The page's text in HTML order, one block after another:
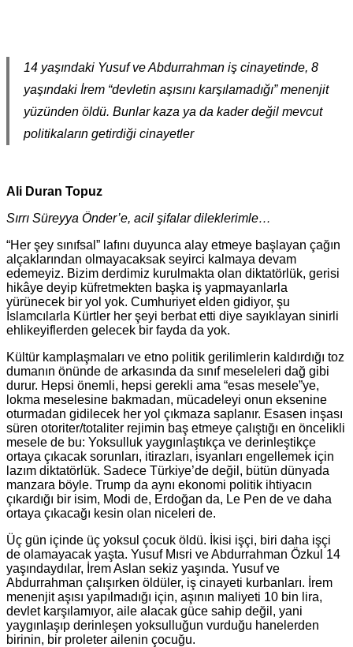
14 yaşındaki Yusuf ve Abdurrahman iş cinayetinde, 8
yaşındaki İrem “devletin aşısını karşılamadığı” menenjit
yüzünden öldü. Bunlar kaza ya da kader değil mevcut
politikaların getirdiği cinayetler
Ali Duran Topuz
Sırrı Süreyya Önder’e, acil şifalar dileklerimle…
“Her şey sınıfsal” lafını duyunca alay etmeye başlayan çağın
alçaklarından olmayacaksak seyirci kalmaya devam
edemeyiz. Bizim derdimiz kurulmakta olan diktatörlük, gerisi
hikâye deyip küfretmekten başka iş yapmayanlarla
yürünecek bir yol yok. Cumhuriyet elden gidiyor, şu
İslamcılarla Kürtler her şeyi berbat etti diye sayıklayan sinirli
ehlikeyiflerden gelecek bir fayda da yok.
Kültür kamplaşmaları ve etno politik gerilimlerin kaldırdığı toz
dumanın önünde de arkasında da sınıf meseleleri dağ gibi
durur. Hepsi önemli, hepsi gerekli ama “esas mesele”ye,
lokma meselesine bakmadan, mücadeleyi onun eksenine
oturmadan gidilecek her yol çıkmaza saplanır. Esasen inşası
süren otoriter/totaliter rejimin baş etmeye çalıştığı en öncelikli
mesele de bu: Yoksulluk yaygınlaştıkça ve derinleştikçe
ortaya çıkacak sorunları, itirazları, isyanları engellemek için
lazım diktatörlük. Sadece Türkiye’de değil, bütün dünyada
manzara böyle. Trump da aynı ekonomi politik ihtiyacın
çıkardığı bir isim, Modi de, Erdoğan da, Le Pen de ve daha
ortaya çıkacağı kesin olan niceleri de.
Üç gün içinde üç yoksul çocuk öldü. İkisi işçi, biri daha işçi
de olamayacak yaşta. Yusuf Mısri ve Abdurrahman Özkul 14
yaşındaydılar, İrem Aslan sekiz yaşında. Yusuf ve
Abdurrahman çalışırken öldüler, iş cinayeti kurbanları. İrem
menenjit aşısı yapılmadığı için, aşının maliyeti 10 bin lira,
devlet karşılamıyor, aile alacak güce sahip değil, yani
yaygınlaşıp derinleşen yoksulluğun vurduğu hanelerden
birinin, bir proleter ailenin çocuğu.